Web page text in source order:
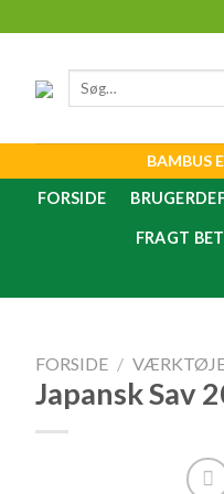
to
Søg
efter:
BAMBUS
FORSIDE
FRAGT
FORSIDE /
Japansk Sav